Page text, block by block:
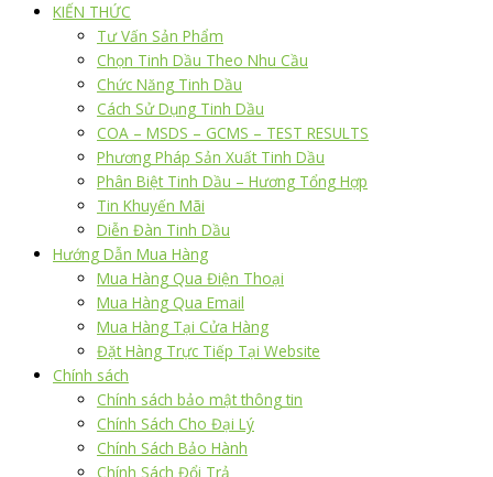
KIẾN THỨC
Tư Vấn Sản Phẩm
Chọn Tinh Dầu Theo Nhu Cầu
Chức Năng Tinh Dầu
Cách Sử Dụng Tinh Dầu
COA – MSDS – GCMS – TEST RESULTS
Phương Pháp Sản Xuất Tinh Dầu
Phân Biệt Tinh Dầu – Hương Tổng Hợp
Tin Khuyến Mãi
Diễn Đàn Tinh Dầu
Hướng Dẫn Mua Hàng
Mua Hàng Qua Điện Thoại
Mua Hàng Qua Email
Mua Hàng Tại Cửa Hàng
Đặt Hàng Trực Tiếp Tại Website
Chính sách
Chính sách bảo mật thông tin
Chính Sách Cho Đại Lý
Chính Sách Bảo Hành
Chính Sách Đổi Trả